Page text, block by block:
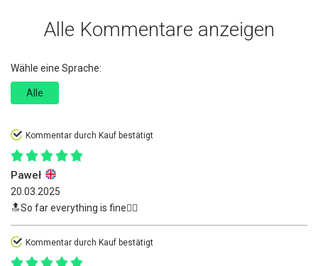
Alle Kommentare anzeigen
Wähle eine Sprache:
Alle
Kommentar durch Kauf bestätigt
Paweł
20.03.2025
🔝So far everything is fine👍🏻
Kommentar durch Kauf bestätigt